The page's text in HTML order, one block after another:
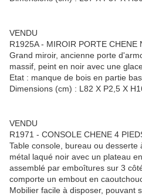
VENDU
R1925A - MIROIR PORTE CHENE
Grand miroir, ancienne porte
massif, peint en noir avec une
Etat : manque de bois en partie
Dimensions (cm) : L82 X P2,5 X
VENDU
R1971 - CONSOLE CHENE 4
Table console, bureau ou desserte
métal laqué noir avec un plateau
assemblé par emboîtures sur 3
comporte un embout en
Mobilier facile à disposer, pouvant